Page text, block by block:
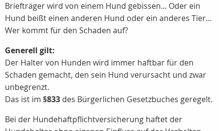
Briefträger wird von einem Hund gebissen... Oder ein
Hund beißt einen anderen Hund oder ein anderes Tier...
Wer kommt für den Schaden auf?
Generell gilt:
Der Halter von Hunden wird immer haftbar für den
Schaden gemacht, den sein Hund verursacht und zwar
unbegrenzt.
Das ist im §833 des Bürgerlichen Gesetzbuches geregelt.
Bei der Hundehaftpflichtversicherung haftet der